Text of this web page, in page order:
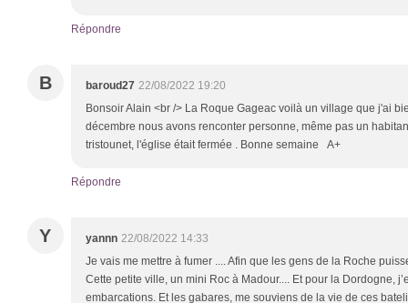
Répondre
B baroud27 22/08/2022 19:20
Bonsoir Alain <br /> La Roque Gageac voilà un village que j'ai
décembre nous avons renconter personne, même pas un
tristounet, l'église était fermée . Bonne semaine A+
Répondre
Y yannn 22/08/2022 14:33
Je vais me mettre à fumer .... Afin que les gens de la Roche
Cette petite ville, un mini Roc à Madour.... Et pour la Dordogne,
embarcations. Et les gabares, me souviens de la vie de ces